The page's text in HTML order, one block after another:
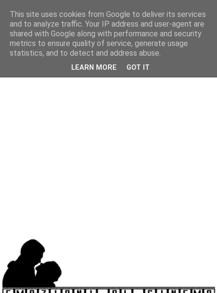
This site uses cookies from Google to deliver its services
and to analyze traffic. Your IP address and user-agent are
shared with Google along with performance and security
metrics to ensure quality of service, generate usage
statistics, and to detect and address abuse.
LEARN MORE GOT IT